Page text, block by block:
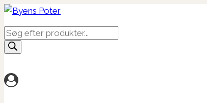
Fortsæt
til
indhold
Products
search